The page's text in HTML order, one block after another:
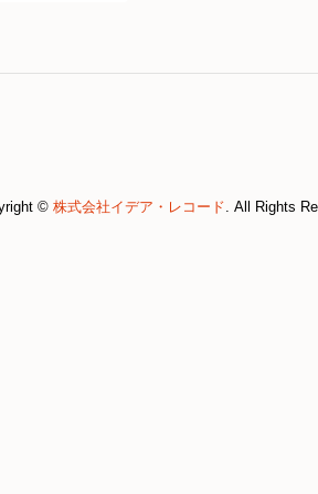
© 株式会社イデア・レコード . All Rights